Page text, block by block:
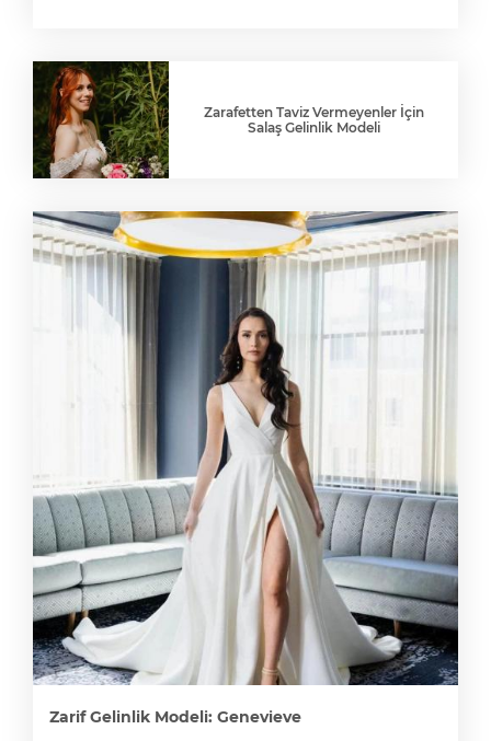
Zarafetten Taviz Vermeyenler İçin
Salaş Gelinlik Modeli
Zarif Gelinlik Modeli: Genevieve